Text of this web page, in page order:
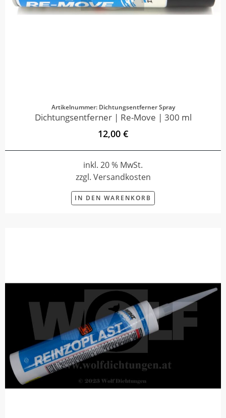
Artikelnummer: Dichtungsentferner Spray
Dichtungsentferner | Re-Move | 300 ml
12,00 €
inkl. 20 % MwSt.
zzgl. Versandkosten
IN DEN WARENKORB